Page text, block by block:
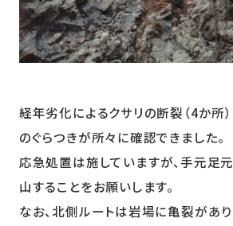
経年劣化によるクサリの断裂（4か所
のぐらつきが所々に確認できました。
応急処置は施していますが、手元足
山することをお願いします。
なお、北側ルートは岩場に亀裂があ